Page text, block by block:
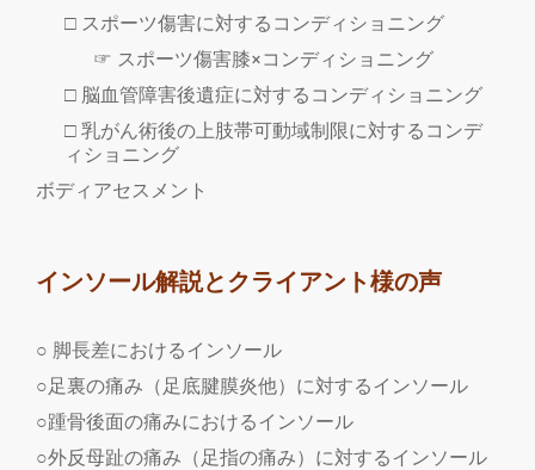
□ スポーツ傷害に対するコンディショニング
☞ スポーツ傷害膝×コンディショニング
□ 脳血管障害後遺症に対するコンディショニング
□ 乳がん術後の上肢帯可動域制限に対するコンデ
ィショニング
ボディアセスメント
インソール解説とクライアント様の声
○ 脚長差におけるインソール
○足裏の痛み（足底腱膜炎他）に対するインソール
○踵骨後面の痛みにおけるインソール
○外反母趾の痛み（足指の痛み）に対するインソール